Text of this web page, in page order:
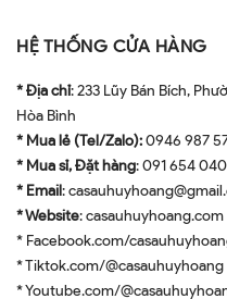
HỆ THỐNG CỬA HÀNG
* Địa chỉ: 233 Lũy Bán Bích,
Hòa Bình
* Mua lẻ (Tel/Zalo):0946 987
* Mua sỉ, Đặt hàng: 091 654
* Email:
* Website: casauhuyhoang.com
* Facebook.com/
* Tiktok.com/@casauhuyhoang
* Youtube.com/